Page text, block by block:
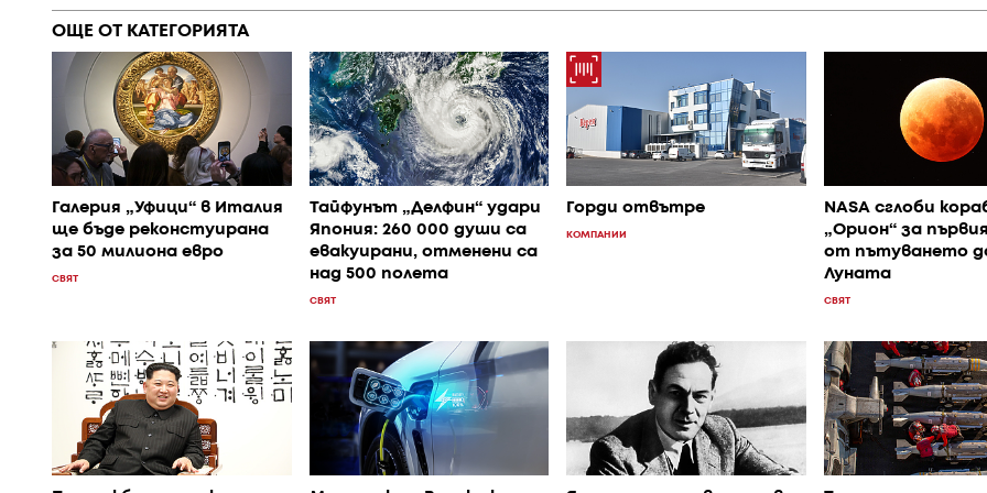
ОЩЕ ОТ КАТЕГОРИЯТА
Галерия „Уфици“ в Италия
ще бъде реконстуирана
за 50 милиона евро
СВЯТ
Тайфунът „Делфин“ удари
Япония: 260 000 души са
евакуирани, отменени са
над 500 полета
СВЯТ
Горди отвътре
КОМПАНИИ
NASA сглоби
„Орион“ за
от пътуването
Луната
СВЯТ